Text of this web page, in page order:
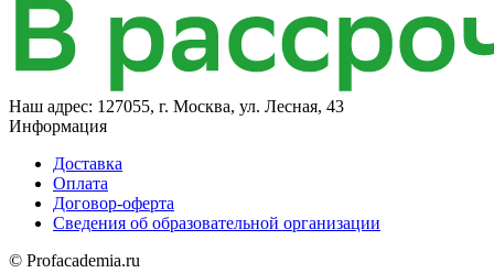
Наш адрес: 127055, г. Москва, ул. Лесная, 43
Информация
Доставка
Оплата
Договор-оферта
Сведения об образовательной организации
© Profacademia.ru